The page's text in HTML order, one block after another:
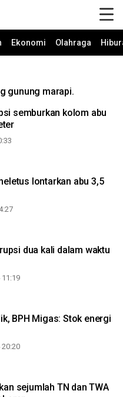
Ekonomi Olahraga
gunung marapi.
semburkan kolom abu
lontarkan abu 3,5
dua kali dalam waktu
BPH Migas: Stok energi
sejumlah TN dan TWA